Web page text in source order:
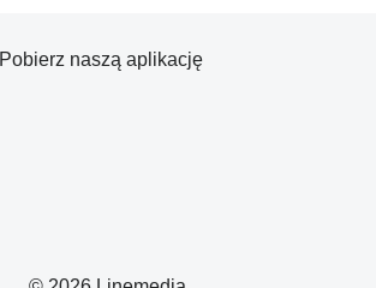
Pobierz naszą aplikację